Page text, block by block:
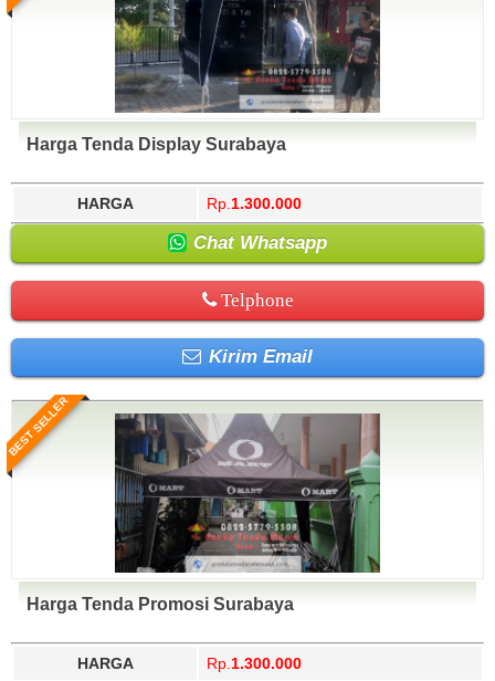
Harga Tenda Display Surabaya
HARGA Rp. 1.300.000
Chat Whatsapp
Telphone
Kirim Email
BEST SELLER
Harga Tenda Promosi Surabaya
HARGA Rp. 1.300.000